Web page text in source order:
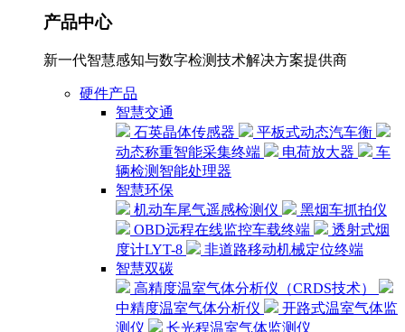
产品中心
新一代智慧感知与数字检测技术解决方案提供商
硬件产品
智慧交通
石英晶体传感器
平板式动态汽车衡
动态称重智能采集终端
电荷放大器
车
辆检测智能处理器
智慧环保
机动车尾气遥感检测仪
黑烟车抓拍仪
OBD远程在线监控车载终端
透射式烟
度计LYT-8
非道路移动机械定位终端
智慧双碳
高精度温室气体分析仪（CRDS技术）
中精度温室气体分析仪
开路式温室气体监
测仪
长光程温室气体监测仪